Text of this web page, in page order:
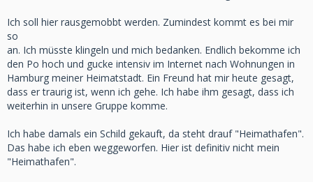
Ich soll hier rausgemobbt werden. Zumindest kommt es bei mir
so
an. Ich müsste klingeln und mich bedanken. Endlich bekomme ich
den Po hoch und gucke intensiv im Internet nach Wohnungen in
Hamburg meiner Heimatstadt. Ein Freund hat mir heute gesagt,
dass er traurig ist, wenn ich gehe. Ich habe ihm gesagt, dass ich
weiterhin in unsere Gruppe komme.
Ich habe damals ein Schild gekauft, da steht drauf "Heimathafen".
Das habe ich eben weggeworfen. Hier ist definitiv nicht mein
"Heimathafen".